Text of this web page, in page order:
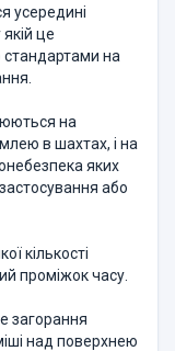
усередині
це
на
на
в шахтах, і на
яких
або
кількості
проміжок часу.
загорання
над поверхнею